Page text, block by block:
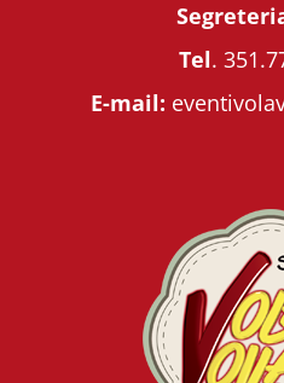
Tel.
E-mail: